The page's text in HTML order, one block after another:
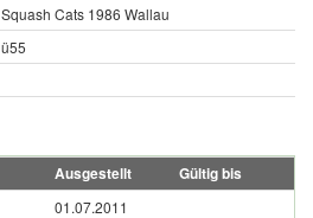
Squash Cats 1986 Wallau
ü55
Ausgestellt Gültig bis
01.07.2011